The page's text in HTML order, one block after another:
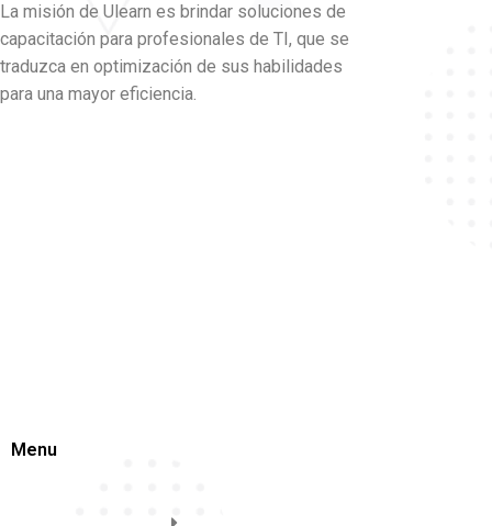
La misión de Ulearn es brindar soluciones de
capacitación para profesionales de TI, que se
traduzca en optimización de sus habilidades
para una mayor eficiencia.
Menu